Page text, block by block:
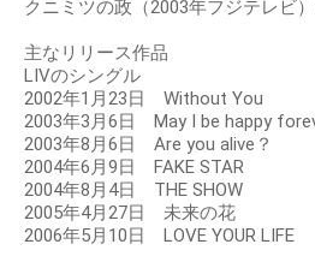
クニミツの政（2003年フジテレビ
主なリリース作品
LIVのシングル
2002年1月23日 Without You
2003年3月6日 May I be happy
2003年8月6日 Are you alive？
2004年6月9日 FAKE STAR
2004年8月4日 THE SHOW
2005年4月27日 未来の花
2006年5月10日 LOVE YOUR LIFE